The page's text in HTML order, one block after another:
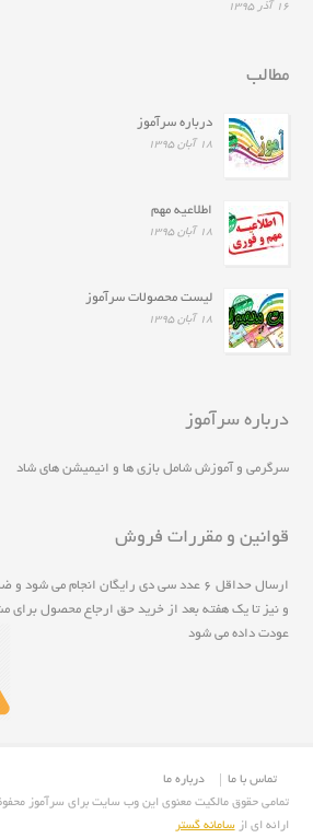
۱۶ آذر ۱۳۹۵
مطالب
درباره سرآموز
۱۸ آبان ۱۳۹۵
اطلاعیه مهم
۱۸ آبان ۱۳۹۵
لیست محصولات سرآموز
۱۸ آبان ۱۳۹۵
درباره سرآموز
سرگرمی و آموزش شامل بازی ها و انیمیشن های شاد
قوانین و مقررات فروش
ارسال حداقل ۶ عدد سی دی رايگان انجام مي
و نيز تا يک هفته بعد از خريد حق ارجاع محصول برای
عودت داده می شود
درباره ما
تماس با ما
تمامی حقوق مالکیت معنوی این وب سایت برای سرآموز
ارائه ای ازسامانه گستر